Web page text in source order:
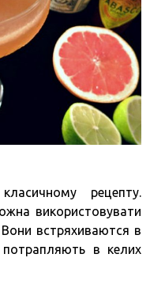
рецепту.
використовувати
встряхиваются в
в келих